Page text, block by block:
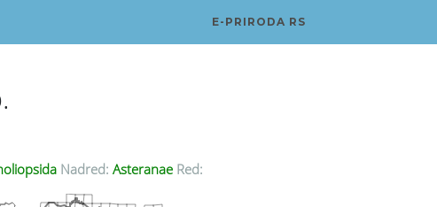
E-PRIRODA RS
Nadred: Asteranae Red: